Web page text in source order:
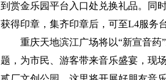
到赏金乐园平台入口处兑换礼品。同
获得印章，集齐印章后，可至L4服务
重庆天地滨江广场将以“新宣音
题，为市民、游客带来音乐盛宴，现